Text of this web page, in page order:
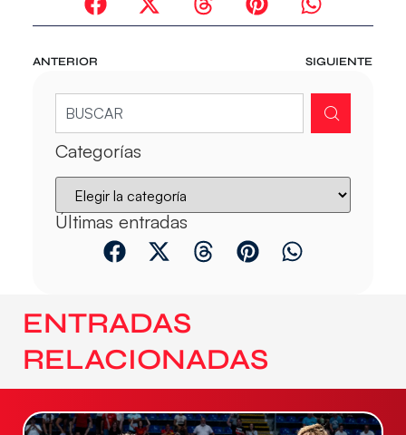
ANTERIOR SIGUIENTE
Categorías
Últimas entradas
ENTRADAS
RELACIONADAS